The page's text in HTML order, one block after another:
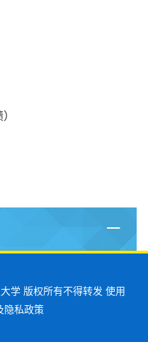
学 版权所有不得转发 使用
隐私政策